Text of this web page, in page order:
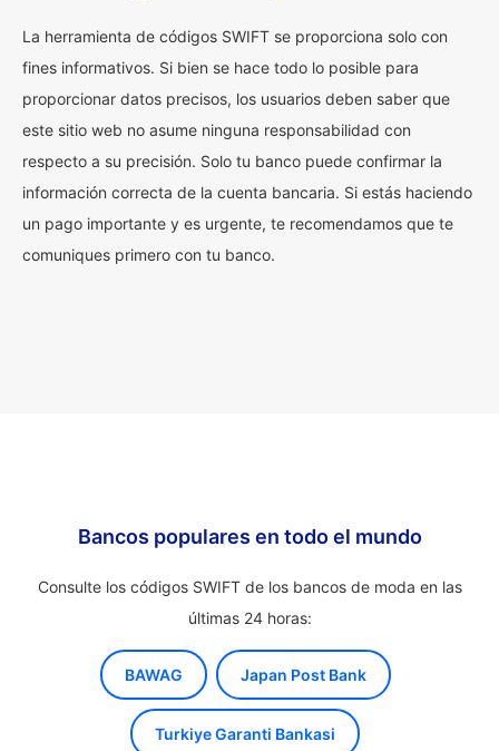
La herramienta de códigos SWIFT se proporciona solo con
fines informativos. Si bien se hace todo lo posible para
proporcionar datos precisos, los usuarios deben saber que
este sitio web no asume ninguna responsabilidad con
respecto a su precisión. Solo tu banco puede confirmar la
información correcta de la cuenta bancaria. Si estás haciendo
un pago importante y es urgente, te recomendamos que te
comuniques primero con tu banco.
Bancos populares en todo el mundo
Consulte los códigos SWIFT de los bancos de moda en las
últimas 24 horas:
BAWAG Japan Post Bank
Turkiye Garanti Bankasi